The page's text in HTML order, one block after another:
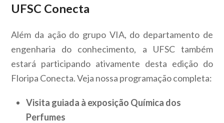
UFSC Conecta
Além da ação do grupo VIA, do departamento de
engenharia do conhecimento, a UFSC também
estará participando ativamente desta edição do
Floripa Conecta. Veja nossa programação completa:
Visita guiada à exposição Química dos
Perfumes